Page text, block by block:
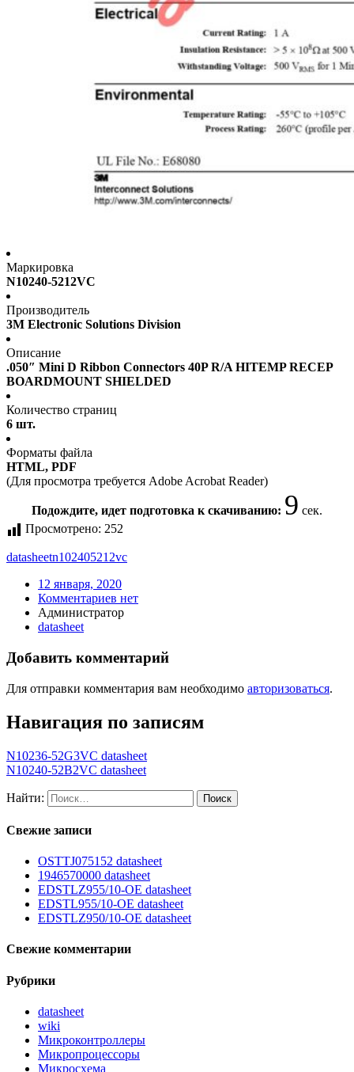
Маркировка
N10240-5212VC
Производитель
3M Electronic Solutions Division
Описание
.050″ Mini D Ribbon Connectors 40P R/A HITEMP RECEP
BOARDMOUNT SHIELDED
Количество страниц
6 шт.
Форматы файла
HTML, PDF
(Для просмотра требуется Adobe Acrobat Reader)
Подождите, идет подготовка к скачиванию: 9 сек.
Просмотрено: 252
datasheetn102405212vc
12 января, 2020
Комментариев нет
Администратор
datasheet
Добавить комментарий
Для отправки комментария вам необходимо авторизоваться.
Навигация по записям
N10236-52G3VC datasheet
N10240-52B2VC datasheet
Найти:
Свежие записи
OSTTJ075152 datasheet
1946570000 datasheet
EDSTLZ955/10-OE datasheet
EDSTL955/10-OE datasheet
EDSTLZ950/10-OE datasheet
Свежие комментарии
Рубрики
datasheet
wiki
Микроконтроллеры
Микропроцессоры
Микросхема